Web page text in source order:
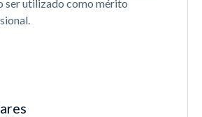
ser utilizado como mérito